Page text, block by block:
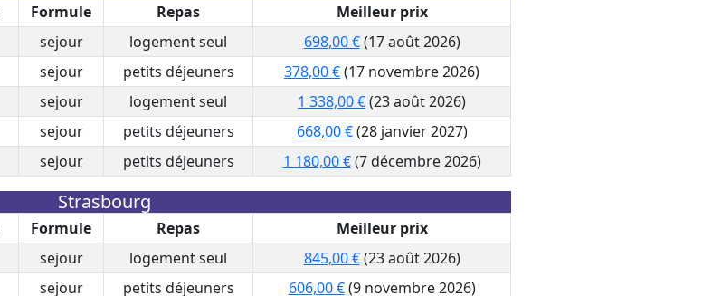
Formule Repas
Meilleur prix
sejour logement seul 698,00 €(17 août 2026)
sejour petits déjeuners 378,00 €(17 novembre 2026)
sejour logement seul 1 338,00 €(23 août 2026)
sejour petits déjeuners 668,00 €(28 janvier 2027)
sejour petits déjeuners 1 180,00 €(7 décembre 2026)
Strasbourg
Formule Repas
Meilleur prix
sejour logement seul 845,00 €(23 août 2026)
sejour petits déjeuners 606,00 €(9 novembre 2026)